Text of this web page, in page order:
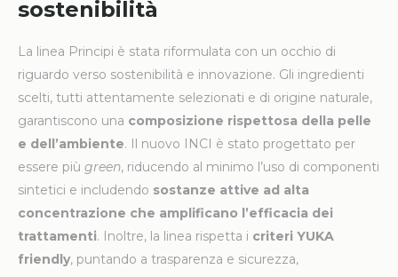
sostenibilità
La linea Principi è stata riformulata con un occhio di
riguardo verso sostenibilità e innovazione. Gli ingredienti
scelti, tutti attentamente selezionati e di origine naturale,
garantiscono una composizione rispettosa della pelle
e dell’ambiente. Il nuovo INCI è stato progettato per
essere più green, riducendo al minimo l’uso di componenti
sintetici e includendo sostanze attive ad alta
concentrazione che amplificano l’efficacia dei
trattamenti. Inoltre, la linea rispetta i criteri YUKA
friendly, puntando a trasparenza e sicurezza,